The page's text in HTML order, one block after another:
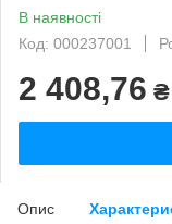
В наявності
Код: 000237001
2 408,76 ₴
Опис